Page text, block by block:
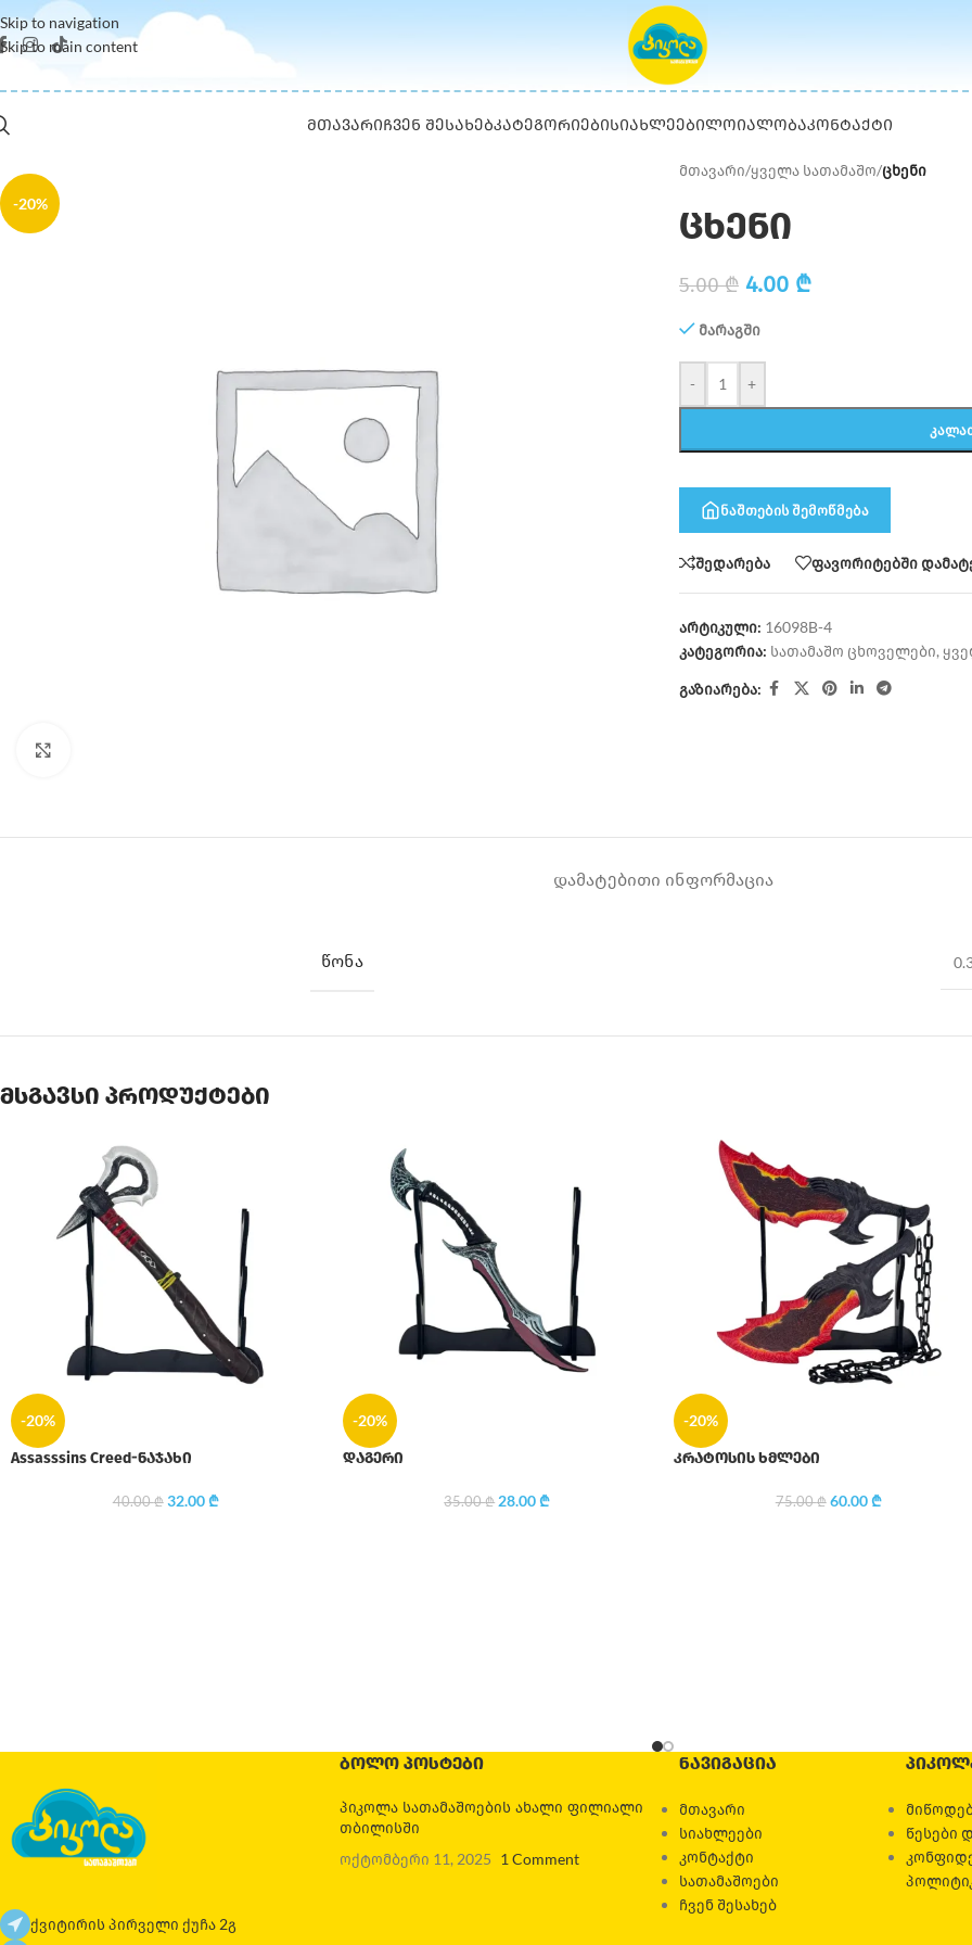
Skip to navigation
Skip to main content
ᲛᲗᲐᲕᲐᲠᲘᲩᲕᲔᲜ ᲨᲔᲡᲐᲮᲔᲑᲙᲐᲢᲔᲒᲝᲠᲘᲔᲑᲘᲡᲘᲐᲮᲚᲔᲔᲑᲘᲚᲝᲘᲐᲚᲝᲑᲐᲙᲝᲜᲢᲐᲥᲢᲘ
-20%
მთავარი/ყველა სათამაშო/ცხენი
ცხენი
5.00₾ 4.00 ₾
მარაგში
- +
ნაშთების შემოწმება
შედარება ფავორიტებში
არტიკული: 16098B-4
კატეგორია: სათამაშო ცხოველები,
გაზიარება:
ᲓᲐᲛᲐᲢᲔᲑᲘᲗᲘ ᲘᲜᲤᲝᲠᲛᲐᲪᲘᲐ
ᲬᲝᲜᲐ
მსგავსი პროდუქტები
-20%
Assasssins Creed-ნაჯახი
40.00₾ 32.00₾
-20%
დაგერი
35.00₾ 28.00₾
-20%
კრატოსის ხმლები
75.00₾ 60.00₾
ქვიტირის პირველი ქუჩა 2გ
ᲑᲝᲚᲝ ᲞᲝᲡᲢᲔᲑᲘ
პიკოლა სათამაშოების ახალი ფილიალი
თბილისში
ოქტომბერი 11, 2025 1 Comment
ᲜᲐᲕᲘᲒᲐᲪᲘᲐ
მთავარი
სიახლეები
კონტაქტი
სათამაშოები
ჩვენ შესახებ
წესები